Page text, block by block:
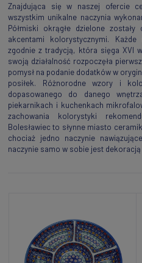
Znajdująca się w naszej ofercie
wszystkim unikalne naczynia
Półmiski okrągłe dzielone
akcentami kolorystycznymi.
zgodnie z tradycją, która sięga XVl
swoją działalność rozpoczęła
pomysł na podanie dodatków w
posiłek. Różnorodne wzory i
dopasowanego do danego
piekarnikach i kuchenkach
zachowania kolorystyki
Bolesławiec to słynne miasto
chociaż jedno naczynie
naczynie samo w sobie jest